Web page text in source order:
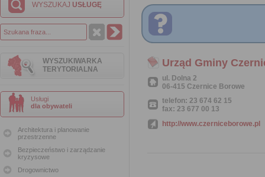
WYSZUKAJ USŁUGĘ
WYSZUKIWARKA
TERYTORIALNA
Usługi
dla obywateli
Architektura i planowanie
przestrzenne
Bezpieczeństwo i zarządzanie
kryzysowe
Drogownictwo
Urząd Gminy
ul. Dolna 2
06-415 Czernice Borowe
telefon: 23 674 62 15
fax: 23 677 00 13
http://www.czerniceborowe.pl